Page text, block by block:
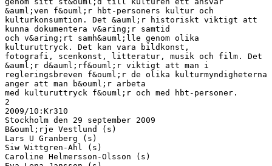
&auml;ven f&ouml;r hbt-personers kultur och
kulturkonsumtion. Det &auml;r historiskt viktigt att
kunna dokumentera v&aring;r samtid
och v&aring;rt samh&auml;lle genom olika
kulturuttryck. Det kan vara bildkonst,
fotografi, scenkonst, litteratur, musik och film. Det
&auml;r d&auml;rf&ouml;r viktigt att man i
regleringsbreven f&ouml;r de olika kulturmyndigheterna
anger att man b&ouml;r arbeta
med kulturuttryck f&ouml;r och med hbt-personer.
2
2009/10:Kr310
Stockholm den 29 september 2009
B&ouml;rje Vestlund (s)
Lars U Granberg (s)
Siw Wittgren-Ahl (s)
Caroline Helmersson-Olsson (s)